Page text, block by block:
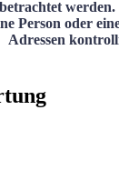
werden.
Person oder
Adressen